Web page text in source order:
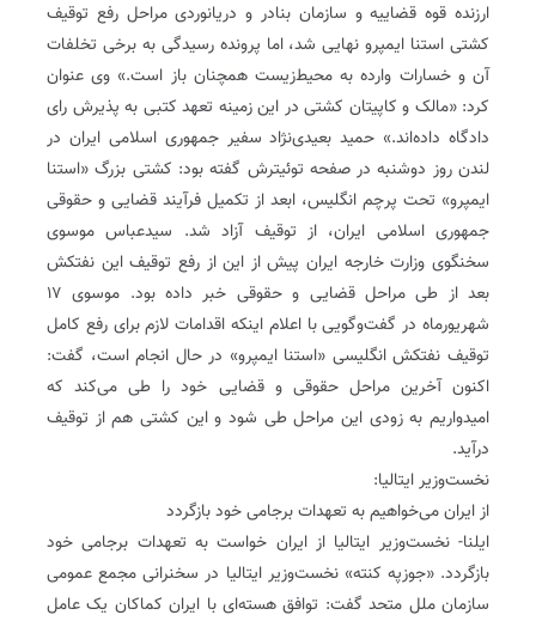
ارزنده قوه قضاییه و سازمان بنادر و دریانوردی مراحل رفع توقیف
کشتی استنا ایمپرو نهایی شد، اما پرونده رسیدگی به برخی تخلفات
آن و خسارات وارده به محیط‌زیست همچنان باز است.» وی عنوان
کرد: «مالک و کاپیتان کشتی در این زمینه تعهد کتبی به پذیرش رای
دادگاه داده‌اند.» حمید بعیدی‌نژاد سفیر جمهوری اسلامی ایران در
لندن روز دوشنبه در صفحه توئیترش گفته بود: کشتی بزرگ «‌استنا
ایمپرو» تحت پرچم انگلیس، ابعد از تکمیل فرآیند قضایی و حقوقی
جمهوری اسلامی ایران، از توقیف آزاد شد. سیدعباس موسوی
سخنگوی وزارت خارجه ایران پیش از این از رفع توقیف این نفتکش
بعد از طی مراحل قضایی و حقوقی خبر داده بود. موسوی ۱۷
شهریورماه در گفت‌وگویی با اعلام اینکه اقدامات لازم برای رفع کامل
تو‌قیف نفتکش انگلیسی «استنا ایمپرو» در حال انجام است، گفت:
اکنون آخرین مراحل حقوقی و قضایی خود را طی می‌کند که
امیدواریم به زودی این مراحل طی شود و این کشتی هم از توقیف
درآید.
نخست‌وزیر ایتالیا:
از ایران می‌خواهیم به تعهدات برجامی خود بازگردد
ایلنا- نخست‌وزیر ایتالیا از ایران خواست به تعهدات برجامی خود
بازگردد. «جوزپه کنته» نخست‌وزیر ایتالیا در سخنرانی مجمع عمومی
سازمان ملل متحد گفت: توافق هسته‌ای با ایران کماکان یک عامل